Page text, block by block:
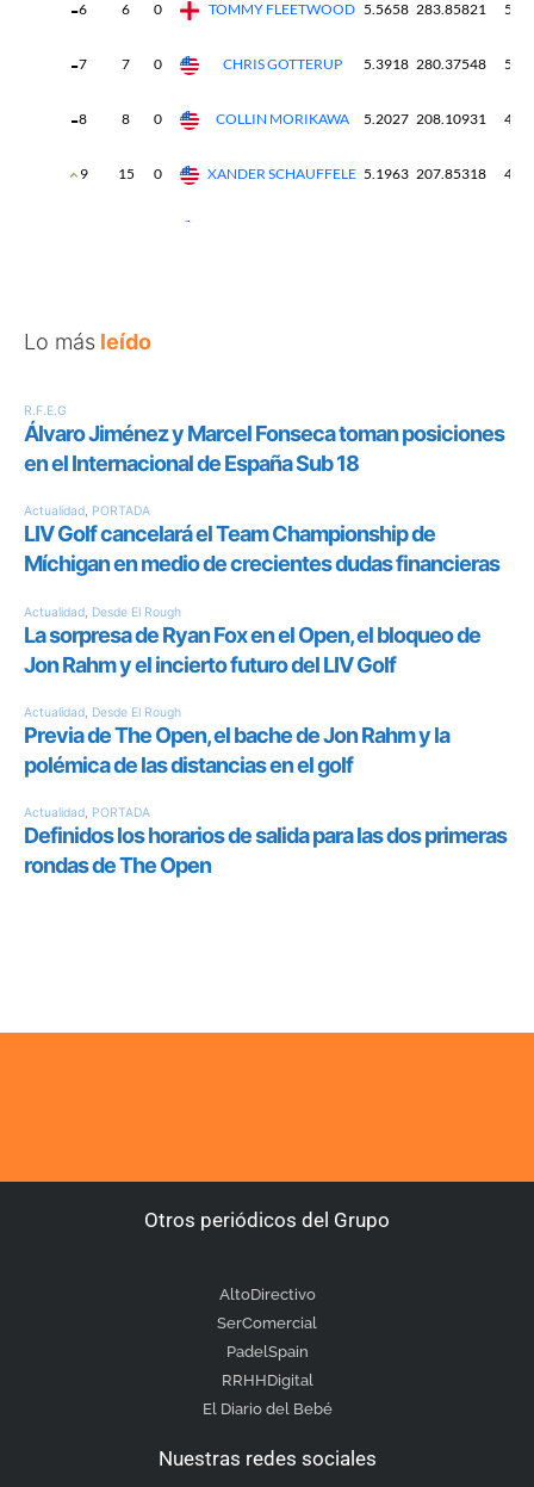
Lo más leído
Otros periódicos del Grupo
AltoDirectivo
SerComercial
PadelSpain
RRHHDigital
El Diario del Bebé
Nuestras redes sociales